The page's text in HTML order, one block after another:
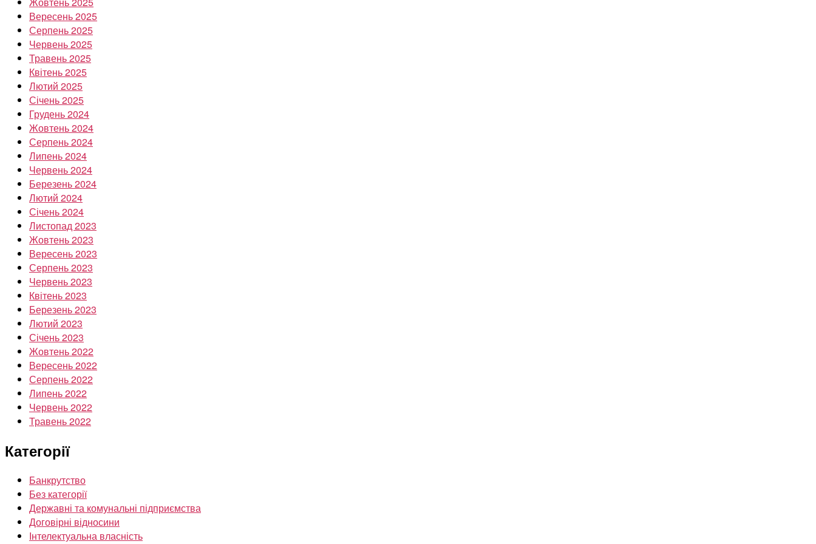
Вересень 2025
Серпень 2025
Червень 2025
Травень 2025
Квітень 2025
Лютий 2025
Січень 2025
Грудень 2024
Жовтень 2024
Серпень 2024
Липень 2024
Червень 2024
Березень 2024
Лютий 2024
Січень 2024
Листопад 2023
Жовтень 2023
Вересень 2023
Серпень 2023
Червень 2023
Квітень 2023
Березень 2023
Лютий 2023
Січень 2023
Жовтень 2022
Вересень 2022
Серпень 2022
Липень 2022
Червень 2022
Травень 2022
Категорії
Банкрутство
Без категорії
Державні та комунальні підприємства
Договірні відносини
Інтелектуальна власність